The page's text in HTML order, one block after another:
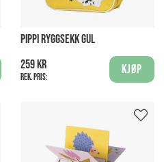
PIPPI RYGGSEKK GUL
259 kr
Rek. pris:
Kjøp